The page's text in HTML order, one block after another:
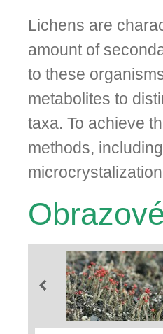
Lichens are
amount of
to these
metabolites to
taxa. To achieve
me­thods,